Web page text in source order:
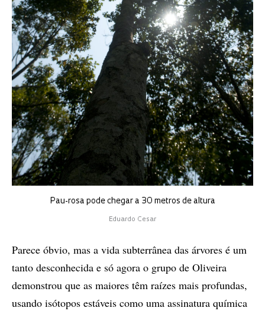
Pau-rosa pode chegar a 30 metros de altura
Eduardo Cesar
Parece óbvio, mas a vida subterrânea das árvores é um
tanto desconhecida e só agora o grupo de Oliveira
demonstrou que as maiores têm raízes mais profundas,
usando isótopos estáveis como uma assinatura química